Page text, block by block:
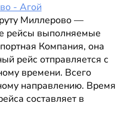
- Агой
Миллерово —
рейсы выполняемые
Компания, она
рейс отправляется с
времени. Всего
направлению. Время
составляет в